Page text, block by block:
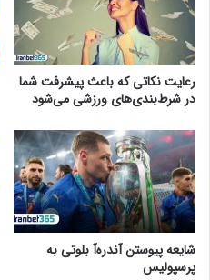
رعایت نکاتی که باعث پیشرفت شما
در شرط‌بندی‌های ورزشی می‌شود
شایعه پیوستن آندره‌آ بلوتی به
پرسپولیس